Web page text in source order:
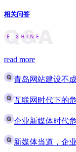
相关问答
read more
青岛网站建设不
互联网时代下的
企业新媒体时代
新媒体当道，企